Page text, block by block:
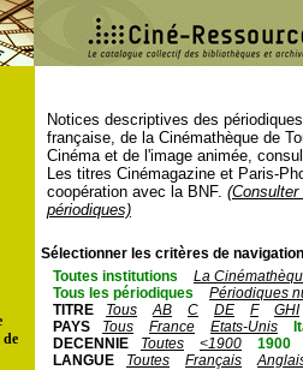
Notices descriptives des
française, de la Cinémathèque de
Cinéma et de l'image animée,
Les titres Cinémagazine et Paris-
coopération avec la BNF.
périodiques)
Sélectionner les critères de
Toutes institutions
La
Tous les périodiques
Périodiques
TITRE
Tous AB C DE F
GHI
PAYS
Tous France Etats-Unis
DECENNIE
Toutes <1900
1900
LANGUE
Toutes Français